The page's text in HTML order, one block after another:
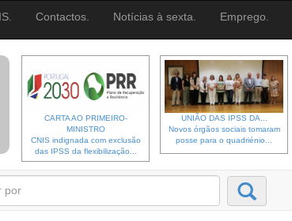
Contactos. Notícias à sexta. Emprego.
CARTA AO PRIMEIRO-
MINISTRO
CNIS indignada com exclusão
das IPSS da flexibilização...
UNIÃO DAS IPSS DA...
Novos órgãos sociais tomaram
posse para o quadriénio...